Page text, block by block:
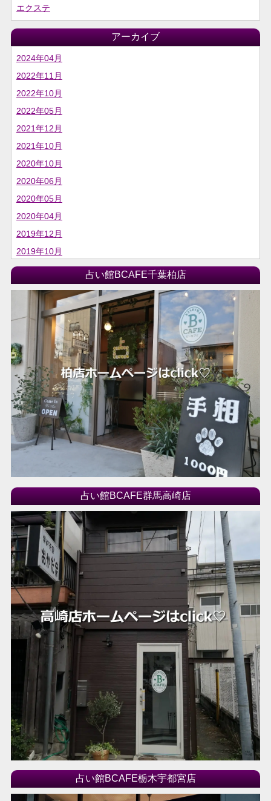
エクステ
アーカイブ
2024年04月
2022年11月
2022年10月
2022年05月
2021年12月
2021年10月
2020年10月
2020年06月
2020年05月
2020年04月
2019年12月
2019年10月
2019年06月
2019年04月
2019年03月
2018年04月
2018年03月
2018年02月
2018年01月
2017年12月
2017年11月
2017年10月
2017年09月
2017年08月
2017年07月
2017年05月
2017年04月
2017年03月
2017年02月
2017年01月
2016年12月
2016年11月
2016年10月
2016年09月
2016年08月
2016年07月
2016年06月
2016年04月
2016年03月
2016年02月
2015年12月
占い館BCAFE千葉柏店
占い館BCAFE群馬高崎店
占い館BCAFE栃木宇都宮店